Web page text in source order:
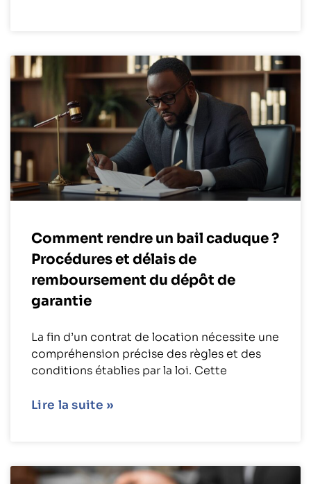
Comment rendre un bail caduque ?
Procédures et délais de
remboursement du dépôt de
garantie
La fin d’un contrat de location nécessite une
compréhension précise des règles et des
conditions établies par la loi. Cette
Lire la suite »